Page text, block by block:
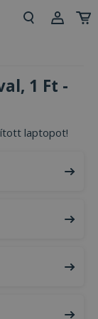
1 Ft -
laptopot!